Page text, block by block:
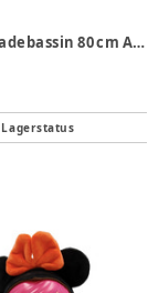
Filibabba Badebassin 80 cm Alfie – Unicorn Shores
Lagerstatus